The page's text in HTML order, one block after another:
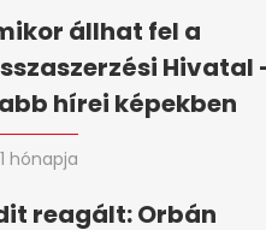
állhat fel a
Hivatal
hírei képekben
1 hónapja
reagált: Orbán